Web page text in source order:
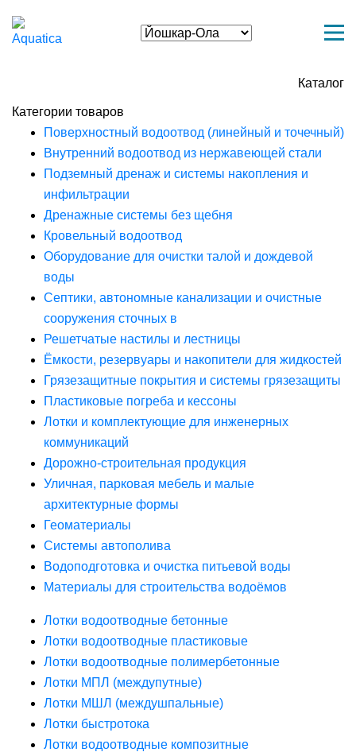
Каталог
Категории товаров
Поверхностный водоотвод (линейный и точечный)
Внутренний водоотвод из нержавеющей стали
Подземный дренаж и системы накопления и
инфильтрации
Дренажные системы без щебня
Кровельный водоотвод
Оборудование для очистки талой и дождевой
воды
Септики, автономные канализации и очистные
сооружения сточных в
Решетчатые настилы и лестницы
Ёмкости, резервуары и накопители для жидкостей
Грязезащитные покрытия и системы грязезащиты
Пластиковые погреба и кессоны
Лотки и комплектующие для инженерных
коммуникаций
Дорожно-строительная продукция
Уличная, парковая мебель и малые
архитектурные формы
Геоматериалы
Системы автополива
Водоподготовка и очистка питьевой воды
Материалы для строительства водоёмов
Лотки водоотводные бетонные
Лотки водоотводные пластиковые
Лотки водоотводные полимербетонные
Лотки МПЛ (междупутные)
Лотки МШЛ (междушпальные)
Лотки быстротока
Лотки водоотводные композитные